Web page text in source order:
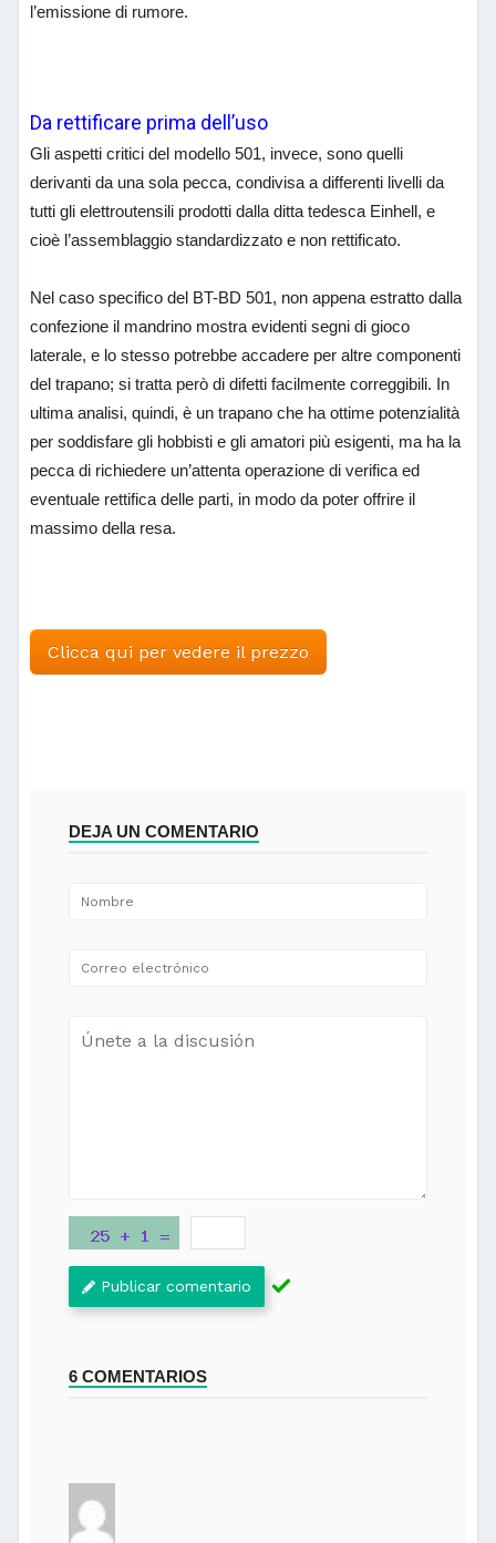
l’emissione di rumore.
Da rettificare prima dell’uso
Gli aspetti critici del modello 501, invece, sono quelli
derivanti da una sola pecca, condivisa a differenti livelli da
tutti gli elettroutensili prodotti dalla ditta tedesca Einhell, e
cioè l’assemblaggio standardizzato e non rettificato.
Nel caso specifico del BT-BD 501, non appena estratto dalla
confezione il mandrino mostra evidenti segni di gioco
laterale, e lo stesso potrebbe accadere per altre componenti
del trapano; si tratta però di difetti facilmente correggibili. In
ultima analisi, quindi, è un trapano che ha ottime potenzialità
per soddisfare gli hobbisti e gli amatori più esigenti, ma ha la
pecca di richiedere un’attenta operazione di verifica ed
eventuale rettifica delle parti, in modo da poter offrire il
massimo della resa.
Clicca qui per vedere il prezzo
DEJA UN COMENTARIO
Publicar comentario
6 COMENTARIOS